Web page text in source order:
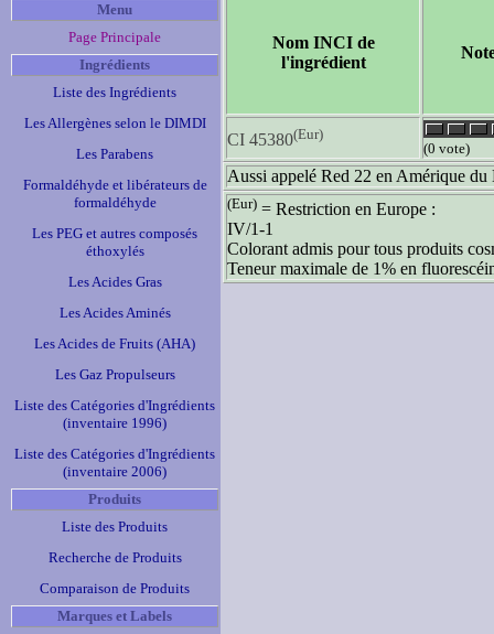
Menu
Page Principale
Ingrédients
Liste des Ingrédients
Les Allergènes selon le DIMDI
Les Parabens
Formaldéhyde et libérateurs de
formaldéhyde
Les PEG et autres composés
éthoxylés
Les Acides Gras
Les Acides Aminés
Les Acides de Fruits (AHA)
Les Gaz Propulseurs
Liste des Catégories d'Ingrédients
(inventaire 1996)
Liste des Catégories d'Ingrédients
(inventaire 2006)
Produits
Liste des Produits
Recherche de Produits
Comparaison de Produits
Marques et Labels
Nom INCI de
l'ingrédient
CI 45380(Eur)
(0 vote)
Aussi appelé Red 22 en Amérique du
(Eur) = Restriction en Europe :
IV/1-1
Colorant admis pour tous produits
Teneur maximale de 1% en